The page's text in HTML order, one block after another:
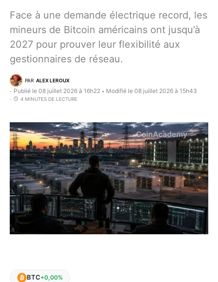
Face à une demande électrique record, les
mineurs de Bitcoin américains ont jusqu’à
2027 pour prouver leur flexibilité aux
gestionnaires de réseau.
PAR ALEX LEROUX
Publié le 08 juillet 2026 à 16h22 • Modifié le 08 juillet 2026 à 15h43
4 MINUTES DE LECTURE
BTC+0,00%